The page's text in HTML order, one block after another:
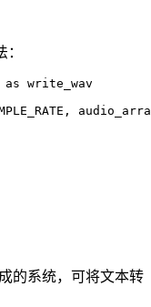
write_wav
的系统，可将文本转